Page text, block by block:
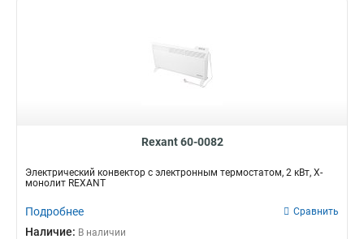
Rexant 60-0082
Электрический конвектор с электронным термостатом, 2 кВт, Х-
монолит REXANT
Подробнее Сравнить
Наличие: В наличии